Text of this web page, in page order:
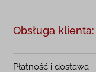
Obsługa klienta:
Płatność i dostawa